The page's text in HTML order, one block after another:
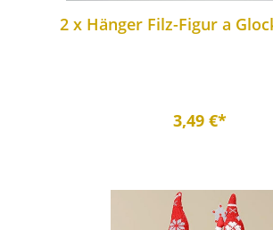
2 x Hänger Filz-Figur a
3,49 €*